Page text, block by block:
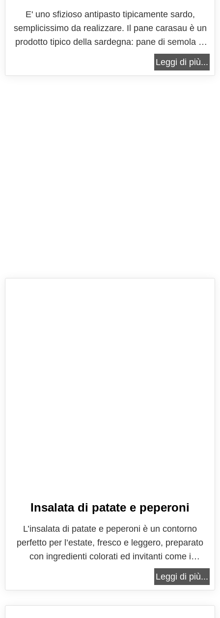
E' uno sfizioso antipasto tipicamente sardo,
semplicissimo da realizzare. Il pane carasau è un
prodotto tipico della sardegna: pane di semola di
grano duro in sfoglie croccanti che ormai si trova in
commercio in qualunque parte dell'Italia. Il guttiau
Leggi di più...
Insalata di patate e peperoni
L’insalata di patate e peperoni è un contorno
perfetto per l’estate, fresco e leggero, preparato
con ingredienti colorati ed invitanti come i
peperoni, crea un piatto che è una vera attrazione
per tutti e che con il suo gusto semplice si presta a
Leggi di più...